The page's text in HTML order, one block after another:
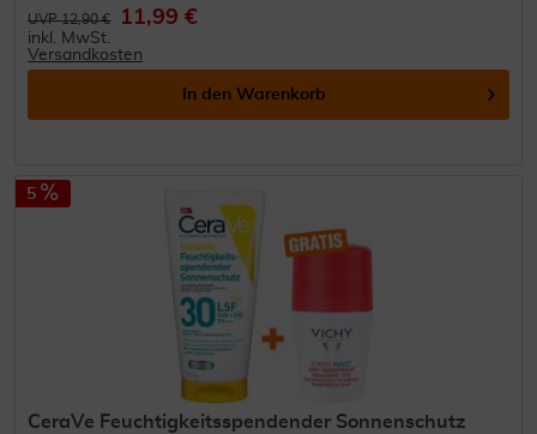
UVP 12,90 € 11,99 €
inkl. MwSt.
Versandkosten
In den Warenkorb
5
CeraVe Feuchtigkeitsspendender Sonnenschutz